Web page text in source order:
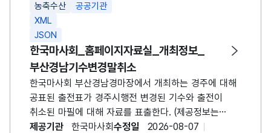
구조적 영향을 분석하는 실증 자료로 활용됩니다. 또한
농업인과 관련 업계에는 지원 정책 활용 현황을
이해하고 대응 전략을 마련하는 참고 자료가 되며,
나아가 정부의 무역 자유화 대응정책 평가와 농업·농촌
경쟁력 강화 방안 마련에 중요한 기초 자료로 의미를
가집니다.
농축수산
공공기관
XML
JSON
한국마사회_홈페이지자료실_개최정보_
부산경남기수변경말취소
한국마사회 부산경남경마장에서 개최하는 경주에 대해
공표된 출전표가 경주시행전 변경된 기수와 출전이
취소된 마필에 대해 자료를 표출한다. (제공정보는
경주일자(raceDt), 경주번호(raceNo), 구분명
제공기관 한국마사회 수정일
2026-08-07